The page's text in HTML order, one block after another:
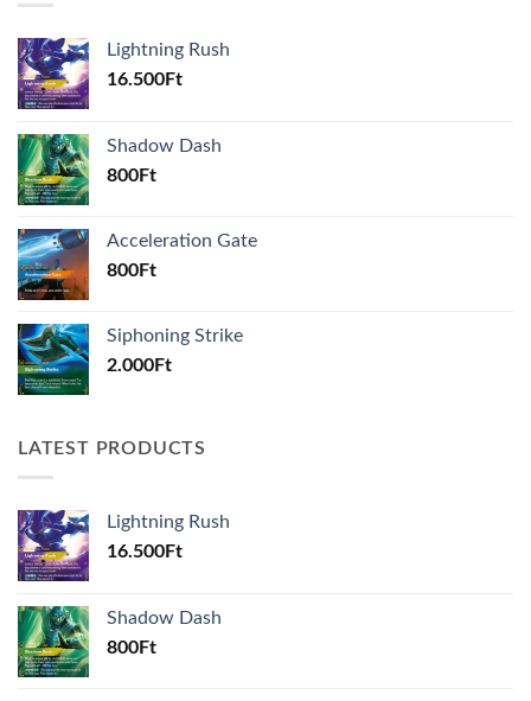
Lightning Rush
16.500Ft
Shadow Dash
800Ft
Acceleration Gate
800Ft
Siphoning Strike
2.000Ft
LATEST PRODUCTS
Lightning Rush
16.500Ft
Shadow Dash
800Ft